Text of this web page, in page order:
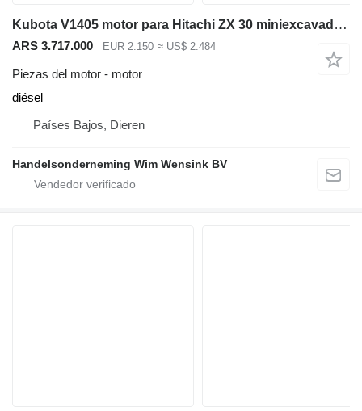
Kubota V1405 motor para Hitachi ZX 30 miniexcavadora
ARS 3.717.000 EUR 2.150 ≈ US$ 2.484
Piezas del motor - motor
diésel
Países Bajos, Dieren
Handelsonderneming Wim Wensink BV